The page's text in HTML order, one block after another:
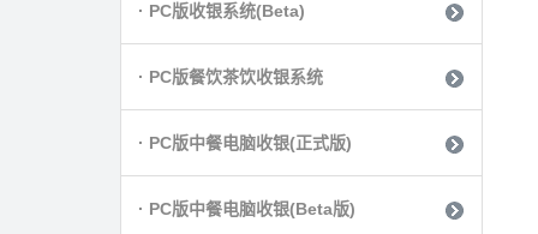
· PC版收银系统(Beta)
· PC版餐饮茶饮收银系统
· PC版中餐电脑收银(正式版)
· PC版中餐电脑收银(Beta版)